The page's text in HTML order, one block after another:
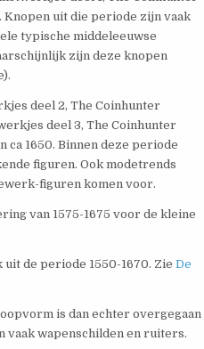
Knopen uit die periode zijn vaak
typische middeleeuwse
zijn deze knopen
deel 2, The Coinhunter
deel 3, The Coinhunter
ca 1650. Binnen deze periode
figuren. Ook modetrends
figuren komen voor.
van 1575-1675 voor de kleine
de periode 1550-1670. Zie De
is dan echter overgegaan
vaak wapenschilden en ruiters.